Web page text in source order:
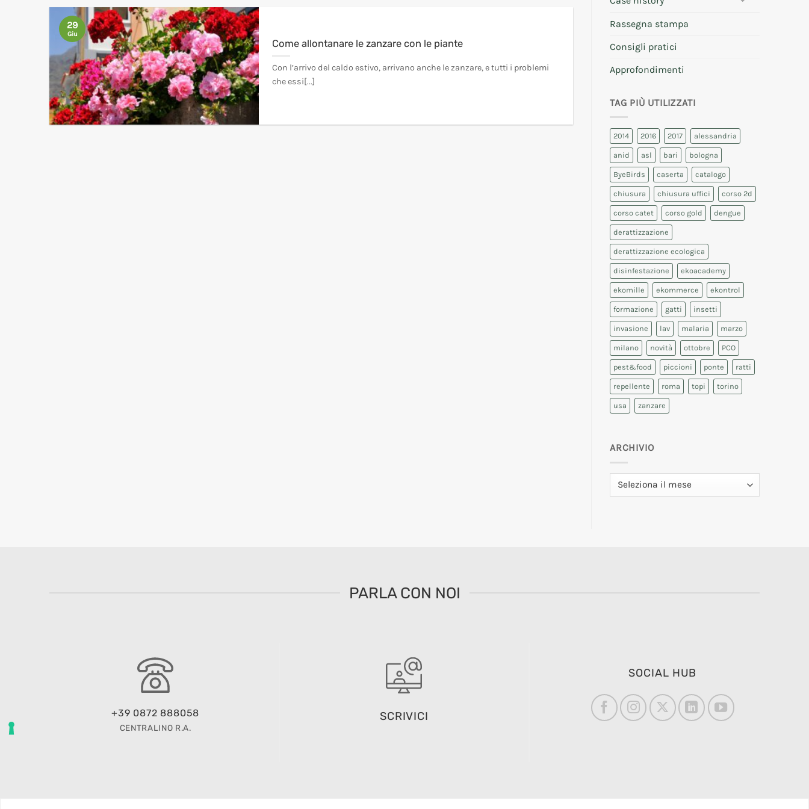
Come allontanare le zanzare con le piante
Con l’arrivo del caldo estivo, arrivano anche le zanzare, e tutti i problemi
che essi[...]
29
Giu
Rassegna stampa
Consigli pratici
Approfondimenti
TAG PIÙ UTILIZZATI
2014 2016 2017 alessandria
anid asl bari bologna
ByeBirds caserta catalogo
chiusura chiusura uffici corso 2d
corso catet corso gold dengue
derattizzazione
derattizzazione ecologica
disinfestazione ekoacademy
ekomille ekommerce ekontrol
formazione gatti insetti
invasione lav malaria marzo
milano novità ottobre PCO
pest&food piccioni ponte ratti
repellente roma topi torino
usa zanzare
ARCHIVIO
Archivio
PARLA CON NOI
+39 0872 888058
CENTRALINO R.A.
SCRIVICI
SOCIAL HUB